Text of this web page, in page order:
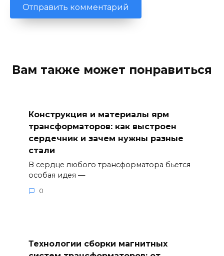
Вам также может понравиться
Конструкция и материалы ярм
трансформаторов: как выстроен
сердечник и зачем нужны разные
стали
В сердце любого трансформатора бьется
особая идея —
0
Технологии сборки магнитных